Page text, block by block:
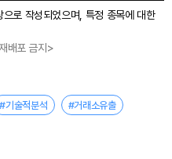
로 작성되었으며, 특정 종목에 대한
배포 금지>
#기술적분석 #거래소유출